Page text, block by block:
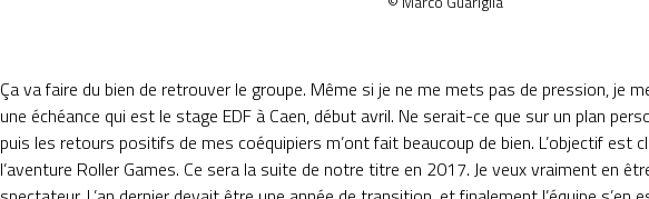
Ça va faire du bien de retrouver le groupe. Même si je ne me mets pas de pression, je
une échéance qui est le stage EDF à Caen, début avril. Ne serait-ce que sur un plan
puis les retours positifs de mes coéquipiers m’ont fait beaucoup de bien. L’objectif est
l’aventure Roller Games. Ce sera la suite de notre titre en 2017. Je veux vraiment en